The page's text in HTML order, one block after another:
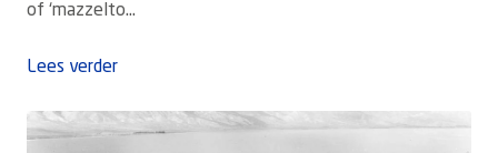
of ‘mazzelto...
Lees verder